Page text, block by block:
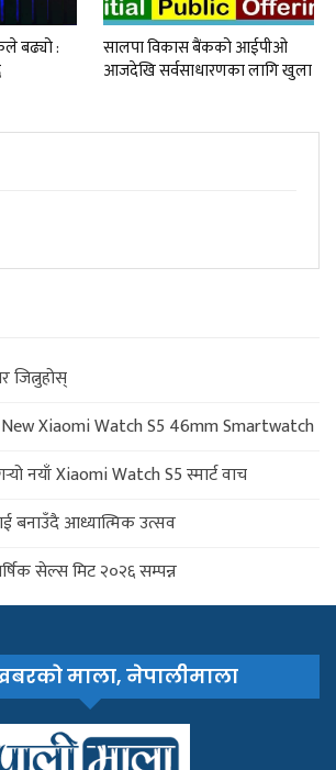
बढ्यो :
सालपा विकास बैंकको आईपीओ
आजदेखि सर्वसाधारणका लागि खुला
जित्नुहोस्
Xiaomi Watch S5 46mm Smartwatch
नयाँ Xiaomi Watch S5 स्मार्ट वाच
बनाउँदै आध्यात्मिक उत्सव
सेल्स मिट २०२६ सम्पन्न
माला, नेपालीमाला